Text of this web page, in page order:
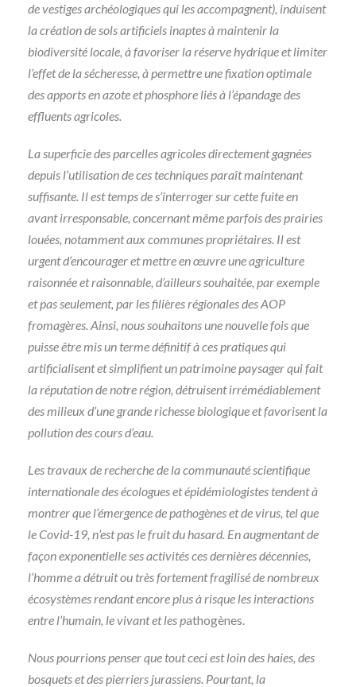
de vestiges archéologiques qui les accompagnent), induisent
la création de sols artificiels inaptes à maintenir la
biodiversité locale, à favoriser la réserve hydrique et limiter
l’effet de la sécheresse, à permettre une fixation optimale
des apports en azote et phosphore liés à l’épandage des
effluents agricoles.
La superficie des parcelles agricoles directement gagnées
depuis l’utilisation de ces techniques paraît maintenant
suffisante. Il est temps de s’interroger sur cette fuite en
avant irresponsable, concernant même parfois des prairies
louées, notamment aux communes propriétaires. Il est
urgent d’encourager et mettre en œuvre une agriculture
raisonnée et raisonnable, d’ailleurs souhaitée, par exemple
et pas seulement, par les filières régionales des AOP
fromagères. Ainsi, nous souhaitons une nouvelle fois que
puisse être mis un terme définitif à ces pratiques qui
artificialisent et simplifient un patrimoine paysager qui fait
la réputation de notre région, détruisent irrémédiablement
des milieux d’une grande richesse biologique et favorisent la
pollution des cours d’eau.
Les travaux de recherche de la communauté scientifique
internationale des écologues et épidémiologistes tendent à
montrer que l’émergence de pathogènes et de virus, tel que
le Covid-19, n’est pas le fruit du hasard. En augmentant de
façon exponentielle ses activités ces dernières décennies,
l’homme a détruit ou très fortement fragilisé de nombreux
écosystèmes rendant encore plus à risque les interactions
entre l’humain, le vivant et les pathogènes.
Nous pourrions penser que tout ceci est loin des haies, des
bosquets et des pierriers jurassiens. Pourtant, la